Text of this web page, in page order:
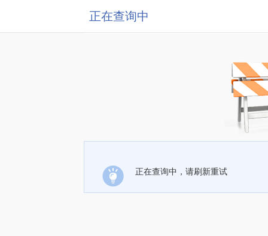
正在查询中
正在查询中，请刷新重试